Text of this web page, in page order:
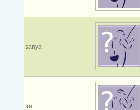
sanya
Ira